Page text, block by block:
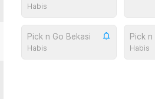
Habis
Pick n Go Bekasi
Habis
Pick
Habis